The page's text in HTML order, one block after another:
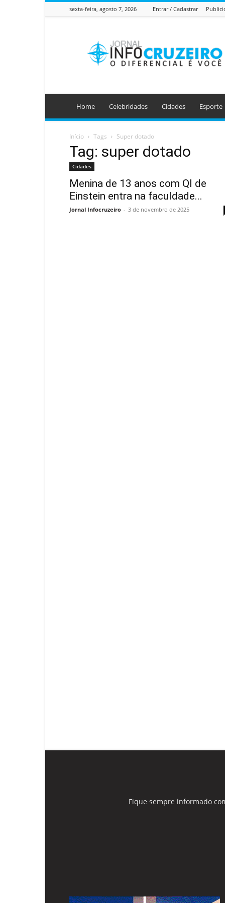
sexta-feira, agosto 7, 2026 Entrar / Cadastrar
Info
Cruzeiro
Home Celebridades Cidades Esporte
Início Tags Super dotado
Tag: super dotado
Cidades
Menina de 13 anos com QI de
Einstein entra na faculdade...
Jornal Infocruzeiro - 3 de novembro de 2025
Fique sempre informado